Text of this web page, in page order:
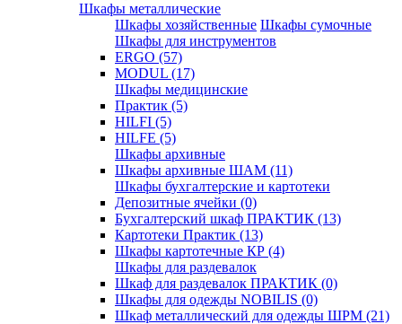
Шкафы металлические
Шкафы хозяйственные Шкафы сумочные
Шкафы для инструментов
ERGO (57)
MODUL (17)
Шкафы медицинские
Практик (5)
HILFI (5)
HILFE (5)
Шкафы архивные
Шкафы архивные ШАМ (11)
Шкафы бухгалтерские и картотеки
Депозитные ячейки (0)
Бухгалтерский шкаф ПРАКТИК (13)
Картотеки Практик (13)
Шкафы картотечные КР (4)
Шкафы для раздевалок
Шкаф для раздевалок ПРАКТИК (0)
Шкафы для одежды NOBILIS (0)
Шкаф металлический для одежды ШРМ (21)